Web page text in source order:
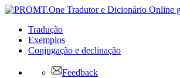
Tradução
Exemplos
Conjugação e declinação
Feedback